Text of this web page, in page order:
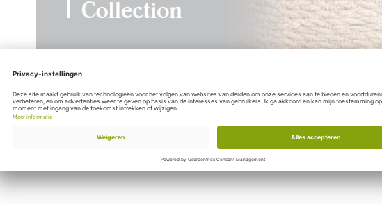
Om onze volledige collecties te bekijken heeft u een inlog nodig.
collecties en stel uw eigen assortiment samen voor uw winkel.